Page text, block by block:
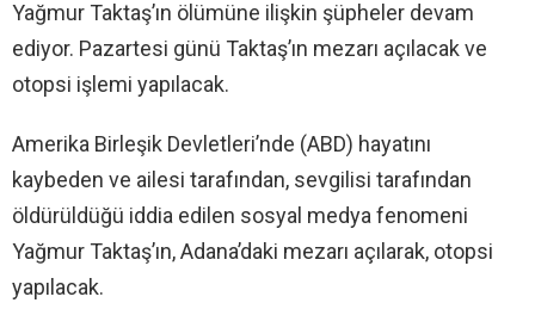
Yağmur Taktaş’ın ölümüne ilişkin şüpheler devam
ediyor. Pazartesi günü Taktaş’ın mezarı açılacak ve
otopsi işlemi yapılacak.
Amerika Birleşik Devletleri’nde (ABD) hayatını
kaybeden ve ailesi tarafından, sevgilisi tarafından
öldürüldüğü iddia edilen sosyal medya fenomeni
Yağmur Taktaş’ın, Adana’daki mezarı açılarak, otopsi
yapılacak.